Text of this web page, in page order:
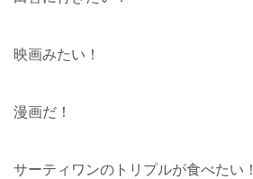
映画みたい！
漫画だ！
サーティワンのトリプルが食べたい！